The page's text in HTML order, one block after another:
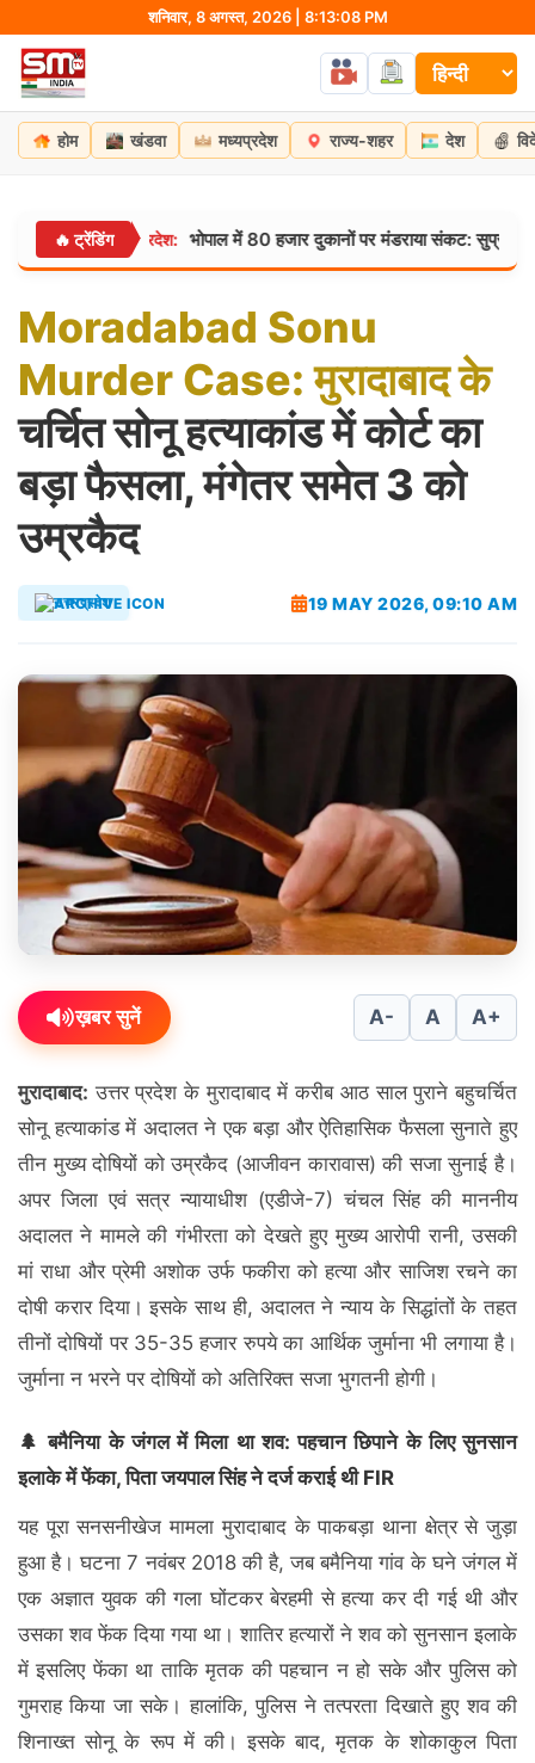
content
शनिवार, 8 अगस्त, 2026 | 8:13:09 PM
होम खंडवा मध्यप्रदेश राज्य-शहर देश
🔥 ट्रेंडिंग
मध्यप्रदेश: भोपाल में 80 हजार दुकानों पर मंडराया संकट: सुप्रीम कोर्ट के आदेश से
Moradabad Sonu
Murder Case: मुरादाबादके
चर्चित सोनू हत्याकांड में कोर्ट का
बड़ा फैसला, मंगेतर समेत 3 को
उम्रकैद
उत्तरप्रदेश 19 MAY 2026, 09:10 AM
ख़बर सुनें A- A A+
मुरादाबाद: उत्तर प्रदेश के मुरादाबाद में करीब आठ साल पुराने बहुचर्चित
सोनू हत्याकांड में अदालत ने एक बड़ा और ऐतिहासिक फैसला सुनाते हुए
तीन मुख्य दोषियों को उम्रकैद (आजीवन कारावास) की सजा सुनाई है।
अपर जिला एवं सत्र न्यायाधीश (एडीजे-7) चंचल सिंह की माननीय
अदालत ने मामले की गंभीरता को देखते हुए मुख्य आरोपी रानी, उसकी
मां राधा और प्रेमी अशोक उर्फ फकीरा को हत्या और साजिश रचने का
दोषी करार दिया। इसके साथ ही, अदालत ने न्याय के सिद्धांतों के तहत
तीनों दोषियों पर 35-35 हजार रुपये का आर्थिक जुर्माना भी लगाया है।
जुर्माना न भरने पर दोषियों को अतिरिक्त सजा भुगतनी होगी।
🌲 बमैनिया के जंगल में मिला था शव: पहचान छिपाने के लिए सुनसान
इलाके में फेंका, पिता जयपाल सिंह ने दर्ज कराई थी FIR
यह पूरा सनसनीखेज मामला मुरादाबाद के पाकबड़ा थाना क्षेत्र से जुड़ा
हुआ है। घटना 7 नवंबर 2018 की है, जब बमैनिया गांव के घने जंगल में
एक अज्ञात युवक की गला घोंटकर बेरहमी से हत्या कर दी गई थी और
उसका शव फेंक दिया गया था। शातिर हत्यारों ने शव को सुनसान इलाके
में इसलिए फेंका था ताकि मृतक की पहचान न हो सके और पुलिस को
गुमराह किया जा सके। हालांकि, पुलिस ने तत्परता दिखाते हुए शव की
शिनाख्त सोनू के रूप में की। इसके बाद, मृतक के शोकाकुल पिता